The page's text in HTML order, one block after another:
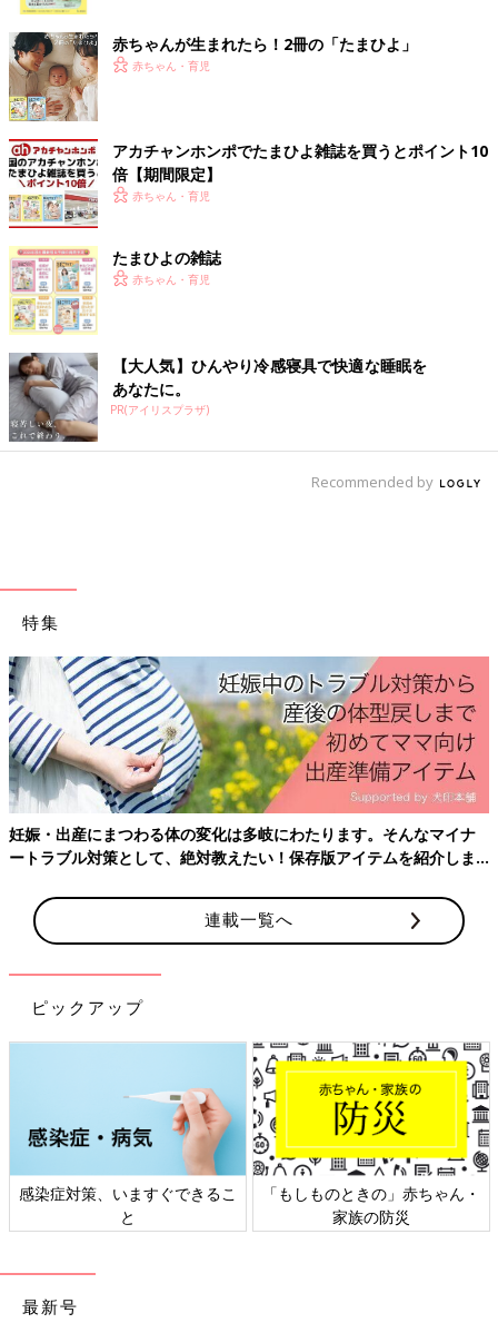
振り返ると、言い間違いや想定外の行動などの子どもエピソード
はつきません。私は子どものかわいいエピソードを忘れないため
に、スマホのメモに残しています。こんなことあったなぁと、今
でもたまに見返すこともあるほどです。
そんな子どもたちも中学生と高校生に成長し、ご飯を作っておけ
ば自分で温めて食べてくれますし、カレーも甘口と大人用の辛口
の2種類を作らなくてもよくなるなど、当たり前のことですが、
もありがとう』と感謝の手紙を残してくれたり、私が気持ちよく
仕事と家事が両立できるように気遣ってくれたりするようにもな
りました。
もちろん思春期なので、『ママ、ウザイ』とか、『エモイなんて
無理して使わないほうがいいよ。それに最近使わないし…』など
と、生意気な一面もあります。私がカラオケで歌をうたえば、
『それ、１年前に流行っていた曲よ』などとツッコまれ、流行遅
れ呼ばわりされることもあります。なぜか私が歌う曲は、１年遅
ね」（野々村友紀子さん）
どのエピソードも、ほのぼのするものばかりです。小さい頃はマ
マもパパも大変ですが、その時のエピソードは、忘れられない大
切な思い出ですね。
（取材・文／酒井範子）
野々村友紀子さん
PROFILE）
大阪府出身。芸人として活動後、放送作家へ転身。夫は芸人・２
赤ちゃんが生まれたら！2冊の「たまひよ」
赤ちゃん・育児
アカチャンホンポでたまひよ雑誌を買うとポイント10
倍【期間限定】
赤ちゃん・育児
たまひよの雑誌
赤ちゃん・育児
【大人気】ひんやり冷感寝具で快適な睡眠を
あなたに。
PR(アイリスプラザ)
Recommended by
特集
妊娠・出産にまつわる体の変化は多岐にわたります。そんなマイナ
ートラブル対策として、絶対教えたい！保存版アイテムを紹介しま
連載一覧へ
ピックアップ
感染症対策、いますぐできるこ
と
「もしものときの」赤ちゃん・
家族の防災
最新号